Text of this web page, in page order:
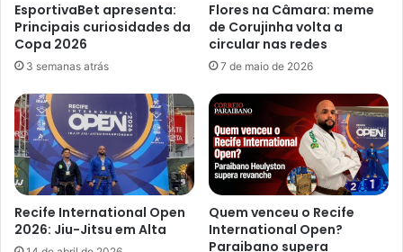
EsportivaBet apresenta:
Principais curiosidades da
Copa 2026
3 semanas atrás
Flores na Câmara: meme
de Corujinha volta a
circular nas redes
7 de maio de 2026
Recife International Open
2026: Jiu-Jitsu em Alta
Quem venceu o Recife
International Open?
Paraibano supera